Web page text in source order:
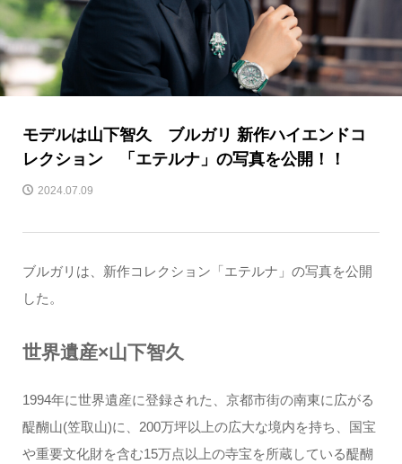
モデルは山下智久 ブルガリ 新作ハイエンドコ
レクション 「エテルナ」の写真を公開！！
2024.07.09
ブルガリは、新作コレクション「エテルナ」の写真を公開
した。
世界遺産×山下智久
1994年に世界遺産に登録された、京都市街の南東に広がる
醍醐山(笠取山)に、200万坪以上の広大な境内を持ち、国宝
や重要文化財を含む15万点以上の寺宝を所蔵している醍醐